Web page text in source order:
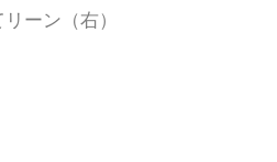
ーン（右）